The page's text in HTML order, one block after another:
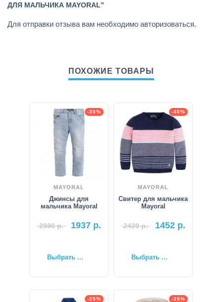
ДЛЯ МАЛЬЧИКА MAYORAL”
Для отправки отзыва вам необходимо авторизоваться.
ПОХОЖИЕ ТОВАРЫ
-35%
MAYORAL
Джинсы для
мальчика Mayoral
2980р. 1937 р.
Выбрать ...
-40%
MAYORAL
Свитер для мальчика
Mayoral
2420р. 1452 р.
Выбрать ...
-25% -35%